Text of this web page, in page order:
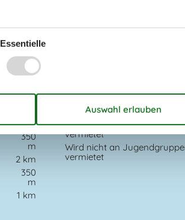
14 km
350
m
2 km
350
m
1 km
Notiz
Nicht an Institutionen
Nur für Ferienaufenthalte
vermietet
Wird nicht an
vermietet
Essentielle